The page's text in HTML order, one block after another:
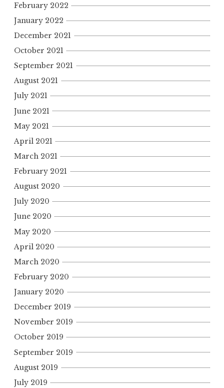
February 2022
January 2022
December 2021
October 2021
September 2021
August 2021
July 2021
June 2021
May 2021
April 2021
March 2021
February 2021
August 2020
July 2020
June 2020
May 2020
April 2020
March 2020
February 2020
January 2020
December 2019
November 2019
October 2019
September 2019
August 2019
July 2019